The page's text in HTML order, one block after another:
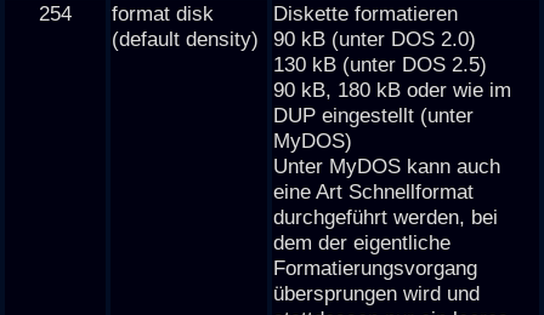
254
format disk
(default density)
Diskette formatieren
90 kB (unter DOS 2.0)
130 kB (unter DOS 2.5)
90 kB, 180 kB oder wie im
DUP eingestellt (unter
MyDOS)
Unter MyDOS kann auch
eine Art Schnellformat
durchgeführt werden, bei
dem der eigentliche
Formatierungsvorgang
übersprungen wird und